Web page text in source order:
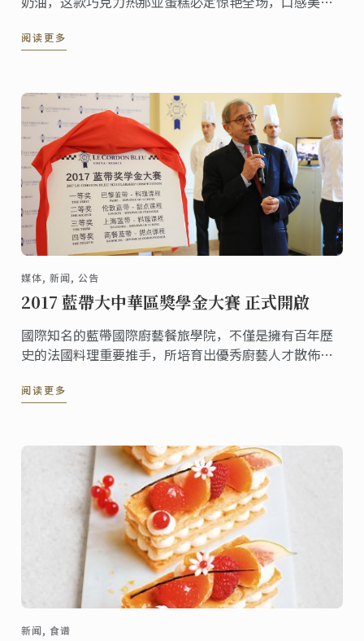
非常简单，易于操作！
阅读更多
媒体, 新闻, 公告
2017 藍帶大中華區獎學金大賽 正式開啟
國際知名的藍帶國際廚藝餐旅學院，不僅是擁有百年歷
史的法國料理重要推手，所培育出優秀廚藝人才散佈世
廚藝餐旅學院為了鼓勵更多喜愛廚藝的朋友有機會進入
阅读更多
新闻, 食谱